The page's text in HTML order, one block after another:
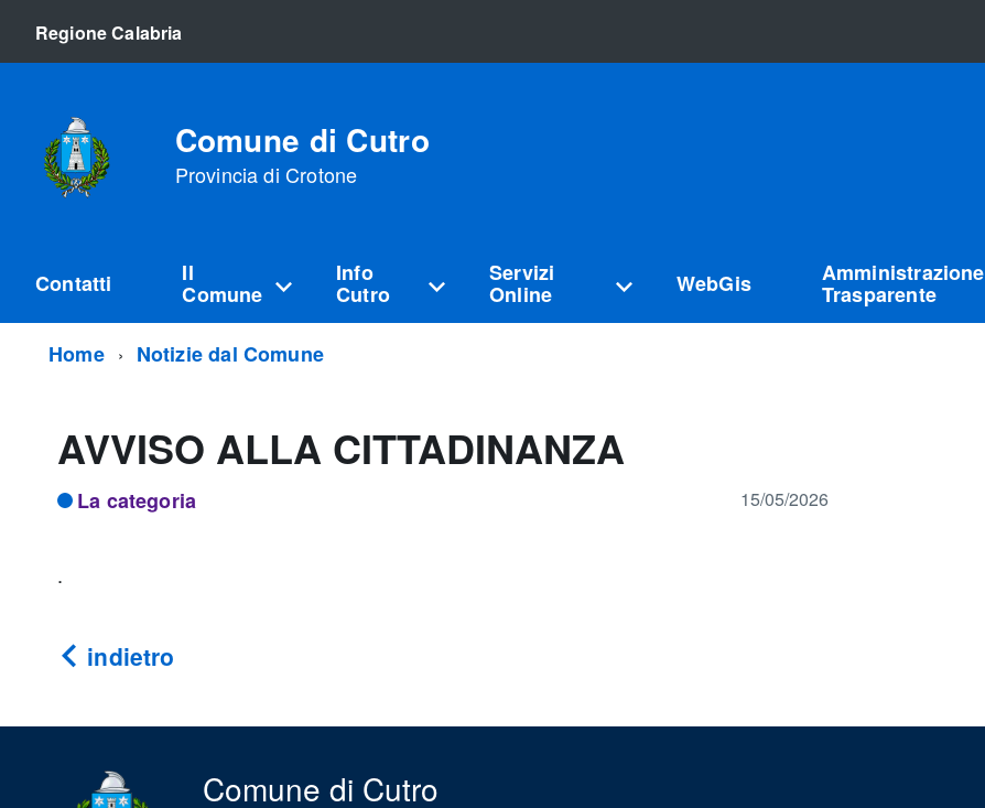
Regione Calabria
Comune di Cutro
Provincia di Crotone
Contatti Il
Comune
Info
Cutro
Servizi
Online WebGis Amministrazione
Trasparente
Home Notizie dal Comune
AVVISO ALLA CITTADINANZA
La categoria 15/05/2026
.
indietro
Comune di Cutro